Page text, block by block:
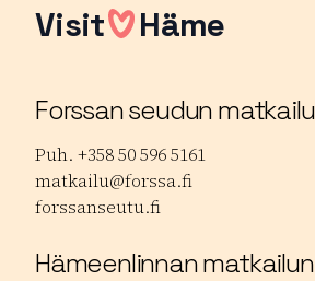
Visit Häme
Forssan seudun
Puh. +358 50 596 5161
matkailu@forssa.fi
forssanseutu.fi
Hämeenlinnan